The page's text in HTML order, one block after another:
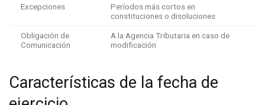
Excepciones
Períodos más cortos en
constituciones o disoluciones
Obligación de
Comunicación
A la Agencia Tributaria en caso de
modificación
Características de la fecha de